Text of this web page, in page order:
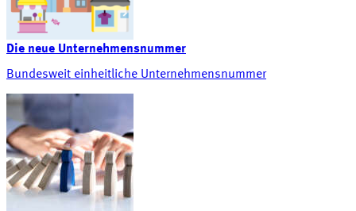
Die neue Unternehmensnummer
Bundesweit einheitliche Unternehmensnummer